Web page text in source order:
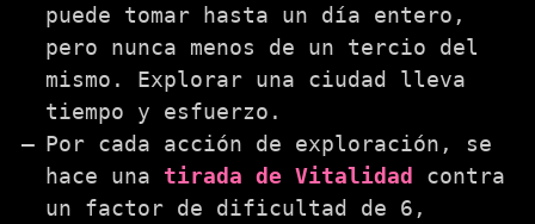
puede tomar hasta un día entero,
pero nunca menos de un tercio del
mismo. Explorar una ciudad lleva
tiempo y esfuerzo.
Por cada acción de exploración, se
hace una tirada de Vitalidad contra
un factor de dificultad de 6,